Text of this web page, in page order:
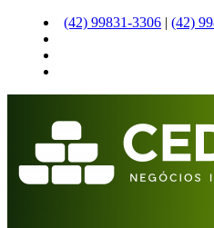
(42) 99831-3306 | (42)